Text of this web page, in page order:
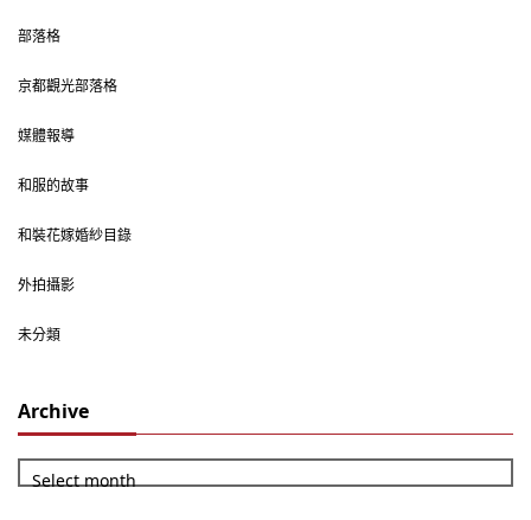
部落格
京都觀光部落格
媒體報導
和服的故事
和裝花嫁婚紗目錄
外拍攝影
未分類
Archive
Select month